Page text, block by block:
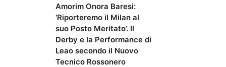
Amorim Onora Baresi:
‘Riporteremo il Milan al
suo Posto Meritato’. Il
Derby e la Performance di
Leao secondo il Nuovo
Tecnico Rossonero